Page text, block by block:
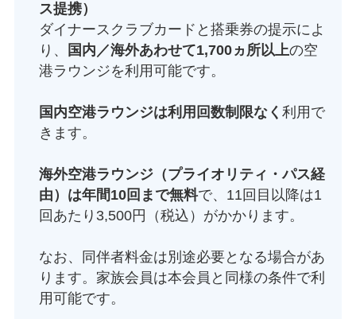
ス提携）
ダイナースクラブカードと搭乗券の提示によ
り、
国内／海外あわせて1,700ヵ所以上の空
港ラウンジを利用可能です。
国内空港ラウンジは利用回数制限なく利用で
きます。
海外空港ラウンジ（プライオリティ・パス経
由）は年間10回まで無料で、11回目以降は1
回あたり3,500円（税込）がかかります。
なお、同伴者料金は別途必要となる場合があ
ります。家族会員は本会員と同様の条件で利
用可能です。